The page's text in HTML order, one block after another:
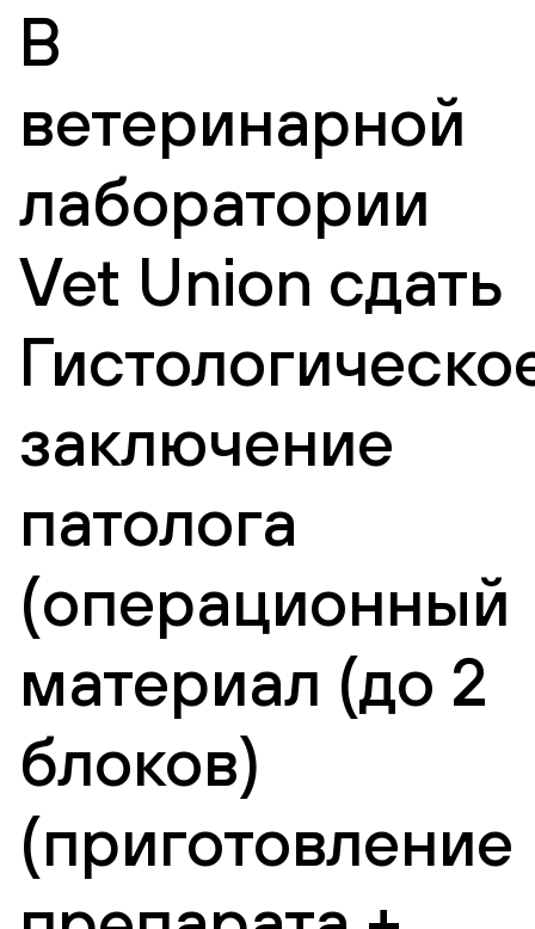
В
ветеринарной
лаборатории
Vet Union сдать
заключение
патолога
(операционный
материал (до 2
блоков)
(приготовление